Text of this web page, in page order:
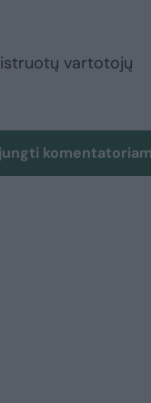
vartotojų